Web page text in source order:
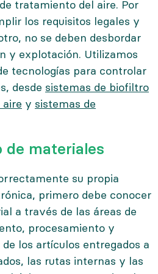
tratamiento del aire. Por
los requisitos legales y
no se deben desbordar
y explotación. Utilizamos
tecnologías para controlar
desde sistemas de biofiltro
aire y sistemas de
de materiales
su propia
primero debe conocer
a través de las áreas de
procesamiento y
los artículos entregados a
las rutas internas y las